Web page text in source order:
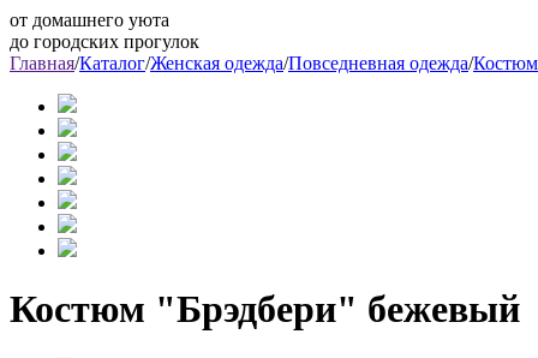
от домашнего уюта
до городских прогулок
Главная/Каталог/Женская одежда/Повседневная одежда/
Костюм "Брэдбери" бежевый